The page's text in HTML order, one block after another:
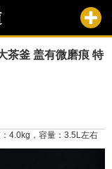
茶釜 盖有微磨痕 特
4.0kg，容量：3.5L左右